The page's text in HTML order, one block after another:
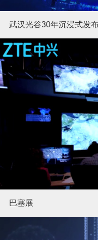
武汉光谷30年沉浸式发
巴塞展